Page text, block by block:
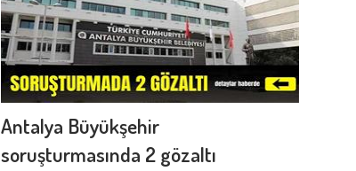
Antalya Büyükşehir
soruşturmasında 2 gözaltı